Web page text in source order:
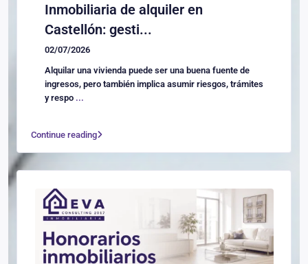
Inmobiliaria de alquiler en
Castellón: gesti...
02/07/2026
Alquilar una vivienda puede ser una buena fuente de
ingresos, pero también implica asumir riesgos, trámites
y respo ...
Continue reading